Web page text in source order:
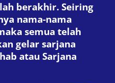
berakhir. Seiring
nama-nama
semua telah
gelar sarjana
atau Sarjana